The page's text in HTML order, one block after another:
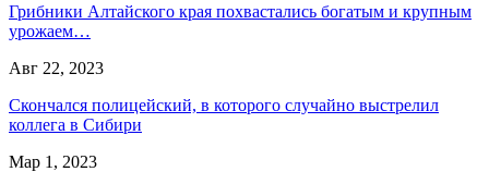
Грибники Алтайского края похвастались богатым и крупным
урожаем…
Авг 22, 2023
Скончался полицейский, в которого случайно выстрелил
коллега в Сибири
Мар 1, 2023